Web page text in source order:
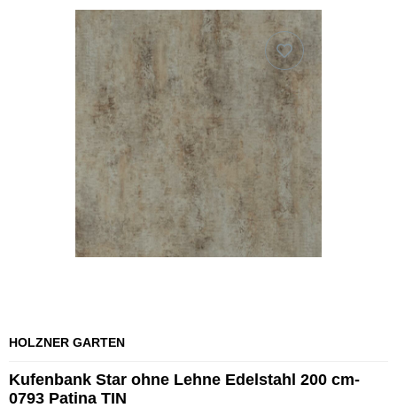
HOLZNER GARTEN
Kufenbank Star ohne Lehne Edelstahl 200 cm-
0793 Patina TIN